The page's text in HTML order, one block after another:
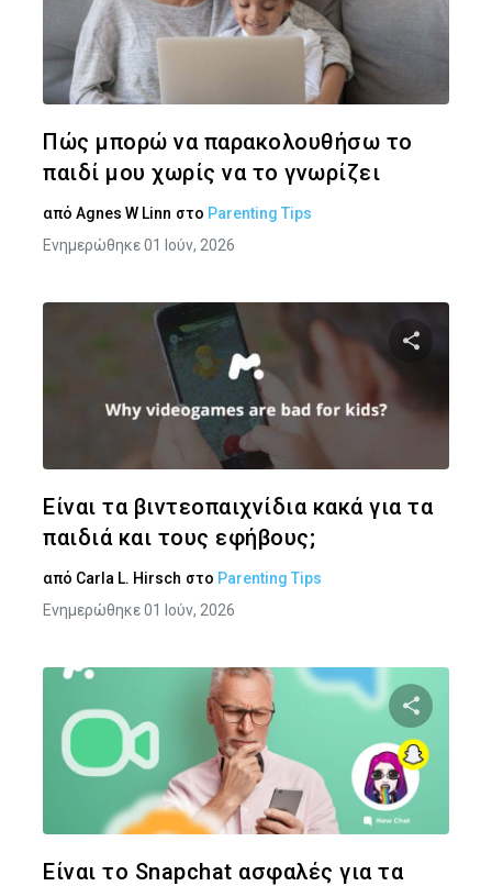
Πώς μπορώ να παρακολουθήσω το
παιδί μου χωρίς να το γνωρίζει
από Agnes W Linn στο Parenting Tips
Ενημερώθηκε 01 Ιούν, 2026
Είναι τα βιντεοπαιχνίδια κακά για τα
παιδιά και τους εφήβους;
από Carla L. Hirsch στο Parenting Tips
Ενημερώθηκε 01 Ιούν, 2026
Είναι το Snapchat ασφαλές για τα